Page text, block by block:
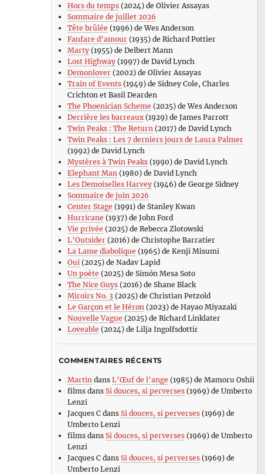
Hors du temps(2024) de Olivier Assayas
Sommaire de juillet 2026
Tête brûlée (1996) de Wes Anderson
Fanfare d’amour(1935) de Richard Pottier
Marty(1955) de Delbert Mann
Lost Highway(1997) de David Lynch
Demonlover(2002) de Olivier Assayas
Train of Events(1949) de Sidney Cole, Charles
Crichton et Basil Dearden
The Phoenician Scheme (2025) de Wes Anderson
Derrière les barreaux(1929) de James Parrott
Twin Peaks : The Return (2017) de David Lynch
Twin Peaks : Les 7 derniers jours de Laura Palmer
(1992) de David Lynch
Mystères à Twin Peaks(1990) de David Lynch
Elephant Man (1980) de David Lynch
Les Demoiselles Harvey(1946) de George Sidney
Sommaire de juin 2026
Center Stage (1991) de Stanley Kwan
Hurricane (1937) de John Ford
Vie privée (2025) de Rebecca Zlotowski
L’Outsider(2016) de Christophe Barratier
La Lame diabolique (1965) de Kenji Misumi
Oui (2025) de Nadav Lapid
Un poète (2025) de Simón Mesa Soto
The Nice Guys(2016) de Shane Black
Miroirs No. 3 (2025) de Christian Petzold
Le Garçon et le Héron (2023) de Hayao Miyazaki
Nouvelle Vague (2025) de Richard Linklater
Loveable (2024) de Lilja Ingolfsdottir
COMMENTAIRES RÉCENTS
Martin dans L’Œuf de l’ange (1985) de Mamoru Oshii
filmsdans Si douces, si perverses(1969) de Umberto
Lenzi
Jacques Cdans Si douces, si perverses(1969) de
Umberto Lenzi
filmsdans Si douces, si perverses(1969) de Umberto
Lenzi
Jacques Cdans Si douces, si perverses(1969) de
Umberto Lenzi